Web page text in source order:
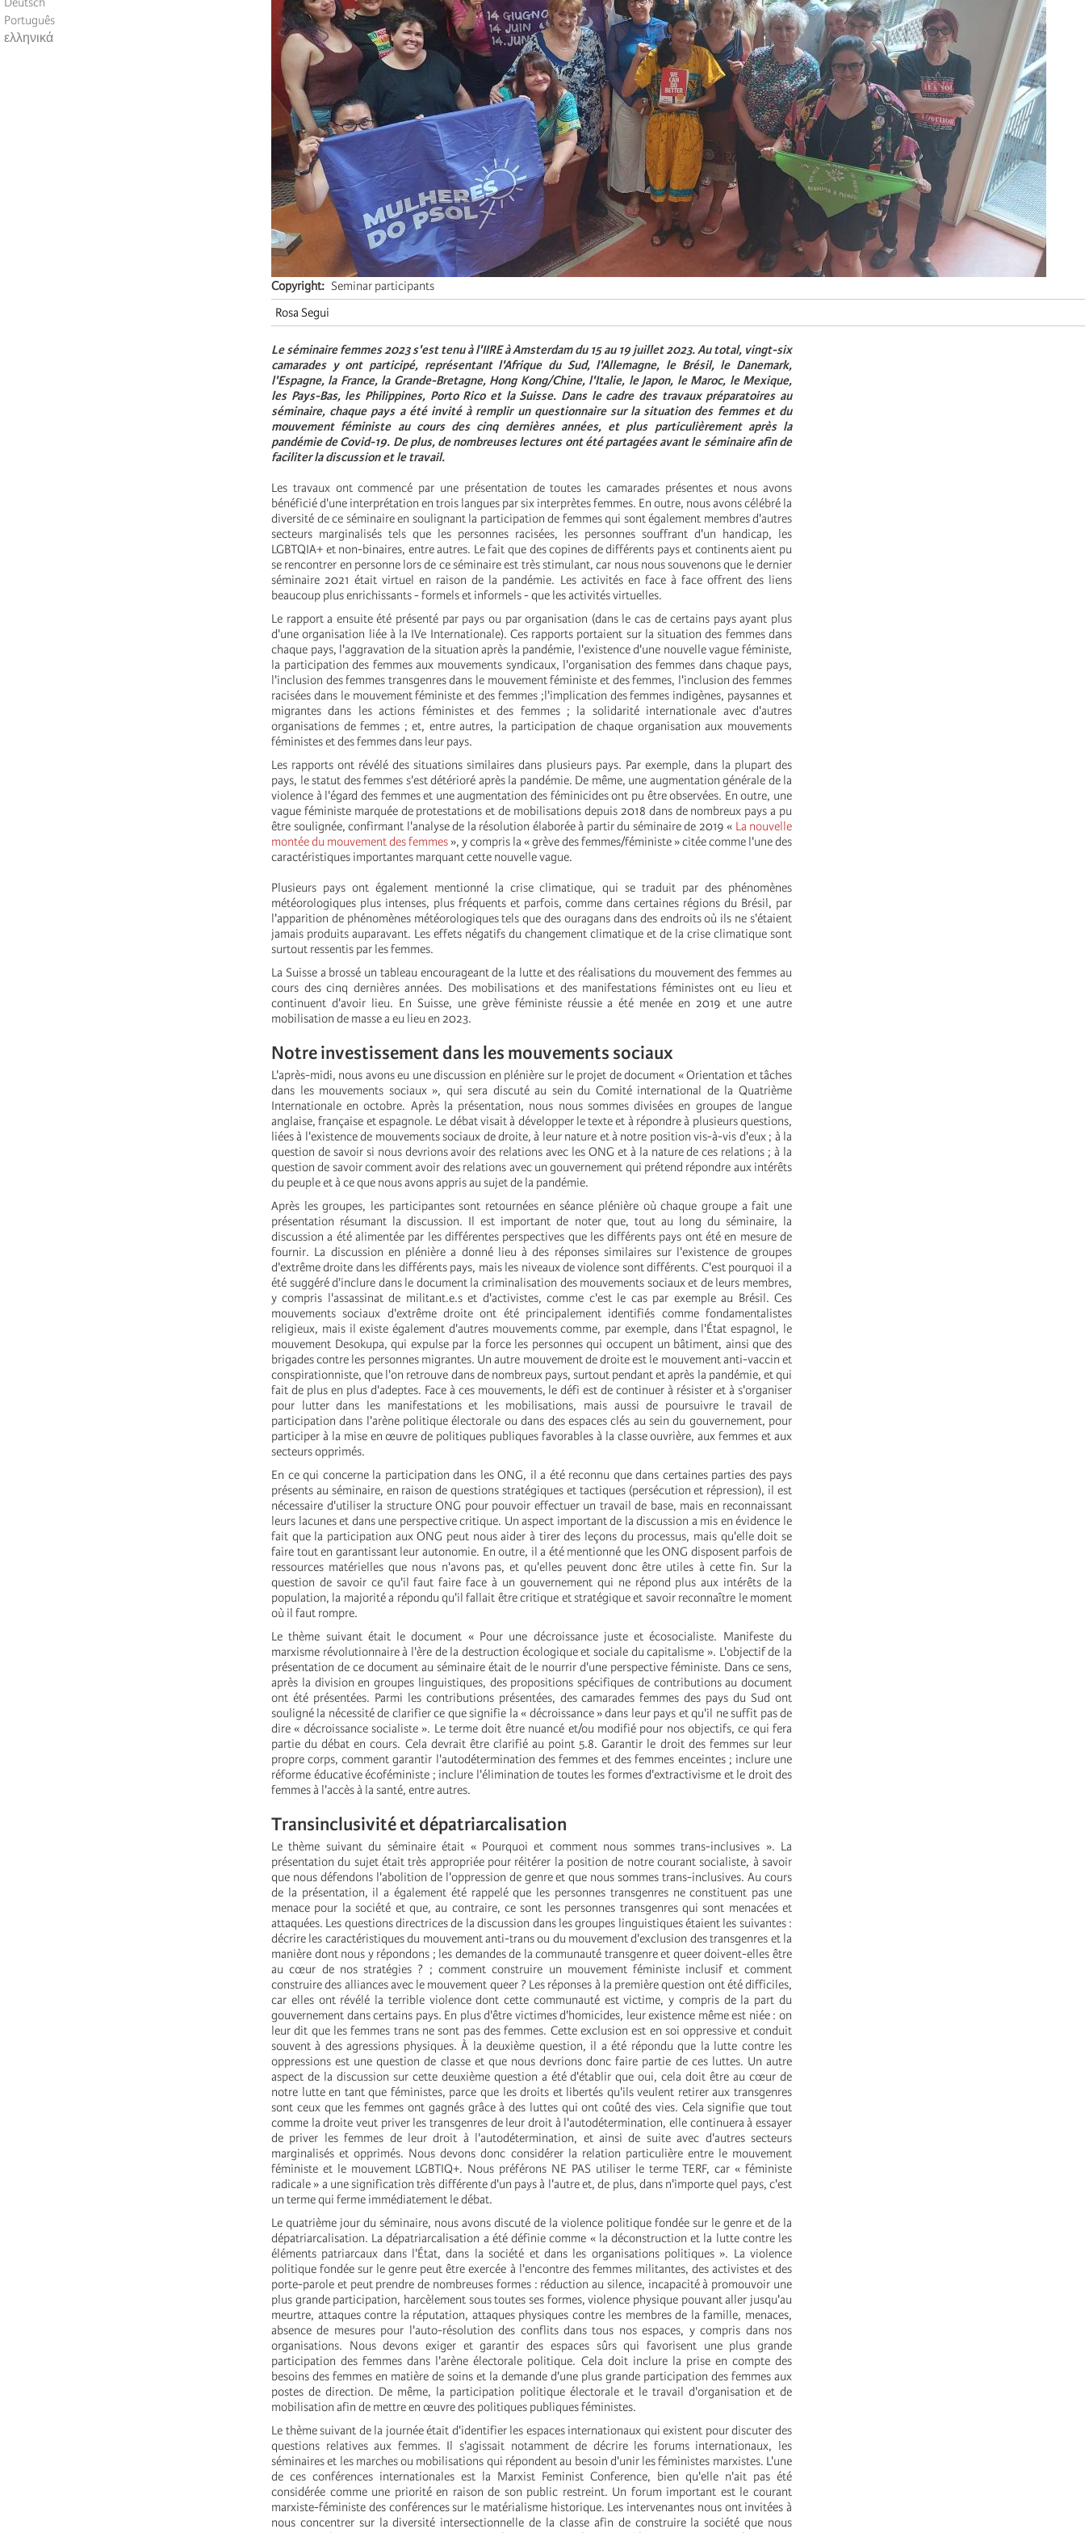
Português
ελληνικά
Copyright
Seminar participants
Rosa Segui
Le séminaire femmes 2023 s'est tenu à l'IIRE à Amsterdam du 15 au 19 juillet 2023. Au total, vingt-six
camarades y ont participé, représentant l'Afrique du Sud, l'Allemagne, le Brésil, le Danemark,
l'Espagne, la France, la Grande-Bretagne, Hong Kong/Chine, l'Italie, le Japon, le Maroc, le Mexique,
les Pays-Bas, les Philippines, Porto Rico et la Suisse. Dans le cadre des travaux préparatoires au
séminaire, chaque pays a été invité à remplir un questionnaire sur la situation des femmes et du
mouvement féministe au cours des cinq dernières années, et plus particulièrement après la
pandémie de Covid-19. De plus, de nombreuses lectures ont été partagées avant le séminaire afin de
faciliter la discussion et le travail.
Les travaux ont commencé par une présentation de toutes les camarades présentes et nous avons
bénéficié d'une interprétation en trois langues par six interprètes femmes. En outre, nous avons célébré la
diversité de ce séminaire en soulignant la participation de femmes qui sont également membres d'autres
secteurs marginalisés tels que les personnes racisées, les personnes souffrant d'un handicap, les
LGBTQIA+ et non-binaires, entre autres. Le fait que des copines de différents pays et continents aient pu
se rencontrer en personne lors de ce séminaire est très stimulant, car nous nous souvenons que le dernier
séminaire 2021 était virtuel en raison de la pandémie. Les activités en face à face offrent des liens
beaucoup plus enrichissants - formels et informels - que les activités virtuelles.
Le rapport a ensuite été présenté par pays ou par organisation (dans le cas de certains pays ayant plus
d'une organisation liée à la IVe Internationale). Ces rapports portaient sur la situation des femmes dans
chaque pays, l'aggravation de la situation après la pandémie, l'existence d'une nouvelle vague féministe,
la participation des femmes aux mouvements syndicaux, l'organisation des femmes dans chaque pays,
l'inclusion des femmes transgenres dans le mouvement féministe et des femmes, l'inclusion des femmes
racisées dans le mouvement féministe et des femmes ;l'implication des femmes indigènes, paysannes et
migrantes dans les actions féministes et des femmes ; la solidarité internationale avec d'autres
organisations de femmes ; et, entre autres, la participation de chaque organisation aux mouvements
féministes et des femmes dans leur pays.
Les rapports ont révélé des situations similaires dans plusieurs pays. Par exemple, dans la plupart des
pays, le statut des femmes s'est détérioré après la pandémie. De même, une augmentation générale de la
violence à l'égard des femmes et une augmentation des féminicides ont pu être observées. En outre, une
vague féministe marquée de protestations et de mobilisations depuis 2018 dans de nombreux pays a pu
être soulignée, confirmant l'analyse de la résolution élaborée à partir du séminaire de 2019 « La nouvelle
montée du mouvement des femmes», y compris la « grève des femmes/féministe » citée comme l'une des
caractéristiques importantes marquant cette nouvelle vague.
Plusieurs pays ont également mentionné la crise climatique, qui se traduit par des phénomènes
météorologiques plus intenses, plus fréquents et parfois, comme dans certaines régions du Brésil, par
l'apparition de phénomènes météorologiques tels que des ouragans dans des endroits où ils ne s'étaient
jamais produits auparavant. Les effets négatifs du changement climatique et de la crise climatique sont
surtout ressentis par les femmes.
La Suisse a brossé un tableau encourageant de la lutte et des réalisations du mouvement des femmes au
cours des cinq dernières années. Des mobilisations et des manifestations féministes ont eu lieu et
continuent d'avoir lieu. En Suisse, une grève féministe réussie a été menée en 2019 et une autre
mobilisation de masse a eu lieu en 2023.
Notre investissement dans les mouvements sociaux
L'après-midi, nous avons eu une discussion en plénière sur le projet de document « Orientation et tâches
dans les mouvements sociaux », qui sera discuté au sein du Comité international de la Quatrième
Internationale en octobre. Après la présentation, nous nous sommes divisées en groupes de langue
anglaise, française et espagnole. Le débat visait à développer le texte et à répondre à plusieurs questions,
liées à l'existence de mouvements sociaux de droite, à leur nature et à notre position vis-à-vis d'eux ; à la
question de savoir si nous devrions avoir des relations avec les ONG et à la nature de ces relations ; à la
question de savoir comment avoir des relations avec un gouvernement qui prétend répondre aux intérêts
du peuple et à ce que nous avons appris au sujet de la pandémie.
Après les groupes, les participantes sont retournées en séance plénière où chaque groupe a fait une
présentation résumant la discussion. Il est important de noter que, tout au long du séminaire, la
discussion a été alimentée par les différentes perspectives que les différents pays ont été en mesure de
fournir. La discussion en plénière a donné lieu à des réponses similaires sur l'existence de groupes
d'extrême droite dans les différents pays, mais les niveaux de violence sont différents. C'est pourquoi il a
été suggéré d'inclure dans le document la criminalisation des mouvements sociaux et de leurs membres,
y compris l'assassinat de militant.e.s et d'activistes, comme c'est le cas par exemple au Brésil. Ces
mouvements sociaux d'extrême droite ont été principalement identifiés comme fondamentalistes
religieux, mais il existe également d'autres mouvements comme, par exemple, dans l'État espagnol, le
mouvement Desokupa, qui expulse par la force les personnes qui occupent un bâtiment, ainsi que des
brigades contre les personnes migrantes. Un autre mouvement de droite est le mouvement anti-vaccin et
conspirationniste, que l'on retrouve dans de nombreux pays, surtout pendant et après la pandémie, et qui
fait de plus en plus d'adeptes. Face à ces mouvements, le défi est de continuer à résister et à s'organiser
pour lutter dans les manifestations et les mobilisations, mais aussi de poursuivre le travail de
participation dans l'arène politique électorale ou dans des espaces clés au sein du gouvernement, pour
participer à la mise en œuvre de politiques publiques favorables à la classe ouvrière, aux femmes et aux
secteurs opprimés.
En ce qui concerne la participation dans les ONG, il a été reconnu que dans certaines parties des pays
présents au séminaire, en raison de questions stratégiques et tactiques (persécution et répression), il est
nécessaire d'utiliser la structure ONG pour pouvoir effectuer un travail de base, mais en reconnaissant
leurs lacunes et dans une perspective critique. Un aspect important de la discussion a mis en évidence le
fait que la participation aux ONG peut nous aider à tirer des leçons du processus, mais qu'elle doit se
faire tout en garantissant leur autonomie. En outre, il a été mentionné que les ONG disposent parfois de
ressources matérielles que nous n'avons pas, et qu'elles peuvent donc être utiles à cette fin. Sur la
question de savoir ce qu'il faut faire face à un gouvernement qui ne répond plus aux intérêts de la
population, la majorité a répondu qu'il fallait être critique et stratégique et savoir reconnaître le moment
où il faut rompre.
Le thème suivant était le document « Pour une décroissance juste et écosocialiste. Manifeste du
marxisme révolutionnaire à l'ère de la destruction écologique et sociale du capitalisme ». L'objectif de la
présentation de ce document au séminaire était de le nourrir d'une perspective féministe. Dans ce sens,
après la division en groupes linguistiques, des propositions spécifiques de contributions au document
ont été présentées. Parmi les contributions présentées, des camarades femmes des pays du Sud ont
souligné la nécessité de clarifier ce que signifie la « décroissance » dans leur pays et qu'il ne suffit pas de
dire « décroissance socialiste ». Le terme doit être nuancé et/ou modifié pour nos objectifs, ce qui fera
partie du débat en cours. Cela devrait être clarifié au point 5.8. Garantir le droit des femmes sur leur
propre corps, comment garantir l'autodétermination des femmes et des femmes enceintes ; inclure une
réforme éducative écoféministe ; inclure l'élimination de toutes les formes d'extractivisme et le droit des
femmes à l'accès à la santé, entre autres.
Transinclusivité et dépatriarcalisation
Le thème suivant du séminaire était « Pourquoi et comment nous sommes trans-inclusives ». La
présentation du sujet était très appropriée pour réitérer la position de notre courant socialiste, à savoir
que nous défendons l'abolition de l'oppression de genre et que nous sommes trans-inclusives. Au cours
de la présentation, il a également été rappelé que les personnes transgenres ne constituent pas une
menace pour la société et que, au contraire, ce sont les personnes transgenres qui sont menacées et
attaquées. Les questions directrices de la discussion dans les groupes linguistiques étaient les suivantes :
décrire les caractéristiques du mouvement anti-trans ou du mouvement d'exclusion des transgenres et la
manière dont nous y répondons ; les demandes de la communauté transgenre et queer doivent-elles être
au cœur de nos stratégies ? ; comment construire un mouvement féministe inclusif et comment
construire des alliances avec le mouvement queer ? Les réponses à la première question ont été difficiles,
car elles ont révélé la terrible violence dont cette communauté est victime, y compris de la part du
gouvernement dans certains pays. En plus d'être victimes d'homicides, leur existence même est niée : on
leur dit que les femmes trans ne sont pas des femmes. Cette exclusion est en soi oppressive et conduit
souvent à des agressions physiques. À la deuxième question, il a été répondu que la lutte contre les
oppressions est une question de classe et que nous devrions donc faire partie de ces luttes. Un autre
aspect de la discussion sur cette deuxième question a été d'établir que oui, cela doit être au cœur de
notre lutte en tant que féministes, parce que les droits et libertés qu'ils veulent retirer aux transgenres
sont ceux que les femmes ont gagnés grâce à des luttes qui ont coûté des vies. Cela signifie que tout
comme la droite veut priver les transgenres de leur droit à l'autodétermination, elle continuera à essayer
de priver les femmes de leur droit à l'autodétermination, et ainsi de suite avec d'autres secteurs
marginalisés et opprimés. Nous devons donc considérer la relation particulière entre le mouvement
féministe et le mouvement LGBTIQ+. Nous préférons NE PAS utiliser le terme TERF, car « féministe
radicale » a une signification très différente d'un pays à l'autre et, de plus, dans n'importe quel pays, c'est
un terme qui ferme immédiatement le débat.
Le quatrième jour du séminaire, nous avons discuté de la violence politique fondée sur le genre et de la
dépatriarcalisation. La dépatriarcalisation a été définie comme « la déconstruction et la lutte contre les
éléments patriarcaux dans l'État, dans la société et dans les organisations politiques ». La violence
politique fondée sur le genre peut être exercée à l'encontre des femmes militantes, des activistes et des
porte-parole et peut prendre de nombreuses formes : réduction au silence, incapacité à promouvoir une
plus grande participation, harcèlement sous toutes ses formes, violence physique pouvant aller jusqu'au
meurtre, attaques contre la réputation, attaques physiques contre les membres de la famille, menaces,
absence de mesures pour l'auto-résolution des conflits dans tous nos espaces, y compris dans nos
organisations. Nous devons exiger et garantir des espaces sûrs qui favorisent une plus grande
participation des femmes dans l'arène électorale politique. Cela doit inclure la prise en compte des
besoins des femmes en matière de soins et la demande d'une plus grande participation des femmes aux
postes de direction. De même, la participation politique électorale et le travail d'organisation et de
mobilisation afin de mettre en œuvre des politiques publiques féministes.
Le thème suivant de la journée était d'identifier les espaces internationaux qui existent pour discuter des
questions relatives aux femmes. Il s'agissait notamment de décrire les forums internationaux, les
séminaires et les marches ou mobilisations qui répondent au besoin d'unir les féministes marxistes. L'une
de ces conférences internationales est la Marxist Feminist Conference, bien qu'elle n'ait pas été
considérée comme une priorité en raison de son public restreint. Un forum important est le courant
marxiste-féministe des conférences sur le matérialisme historique. Les intervenantes nous ont invitées à
nous concentrer sur la diversité intersectionnelle de la classe afin de construire la société que nous